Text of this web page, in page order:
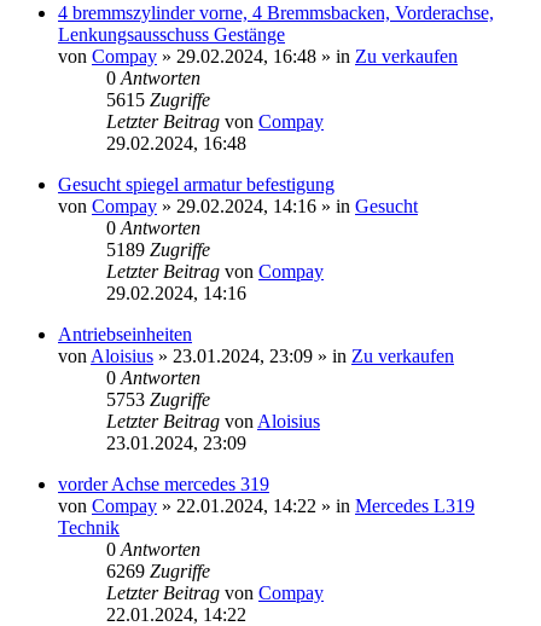
4 bremmszylinder vorne, 4 Bremmsbacken, Vorderachse,
Lenkungsausschuss Gestänge
von Compay » 29.02.2024, 16:48 » in Zu verkaufen
0 Antworten
5615 Zugriffe
Letzter Beitrag von Compay
29.02.2024, 16:48
Gesucht spiegel armatur befestigung
von Compay » 29.02.2024, 14:16 » in Gesucht
0 Antworten
5189 Zugriffe
Letzter Beitrag von Compay
29.02.2024, 14:16
Antriebseinheiten
von Aloisius » 23.01.2024, 23:09 » in Zu verkaufen
0 Antworten
5753 Zugriffe
Letzter Beitrag von Aloisius
23.01.2024, 23:09
vorder Achse mercedes 319
von Compay » 22.01.2024, 14:22 » in Mercedes L319
Technik
0 Antworten
6269 Zugriffe
Letzter Beitrag von Compay
22.01.2024, 14:22